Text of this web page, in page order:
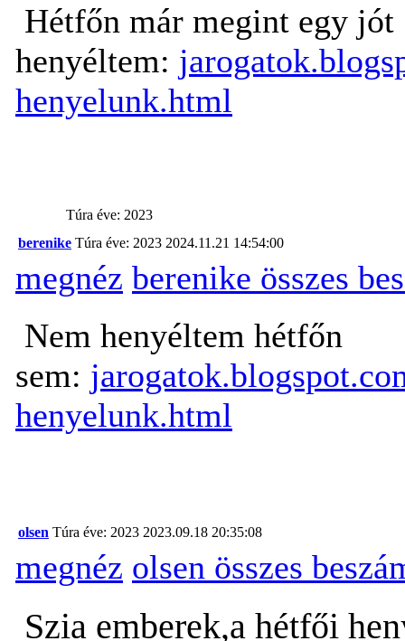
Hétfőn már megint egy jót
henyéltem:
henyelunk.html
Túra éve: 2023
berenike Túra éve: 2023 2024.11.21 14:54:00
megnéz berenike összes
Nem henyéltem hétfőn
sem:
henyelunk.html
olsen Túra éve: 2023 2023.09.18 20:35:08
megnéz olsen összes
Szia emberek,a hétfői